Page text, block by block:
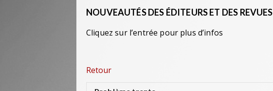
NOUVEAUTÉS DES ÉDITEURS ET DES REVUES
Cliquez sur l’entrée pour plus d’infos
Retour